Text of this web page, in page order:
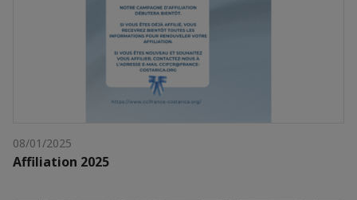
08/01/2025
Affiliation 2025